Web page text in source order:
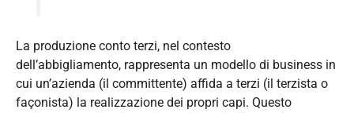
La produzione conto terzi, nel contesto
dell’abbigliamento, rappresenta un modello di business in
cui un’azienda (il committente) affida a terzi (il terzista o
façonista) la realizzazione dei propri capi. Questo